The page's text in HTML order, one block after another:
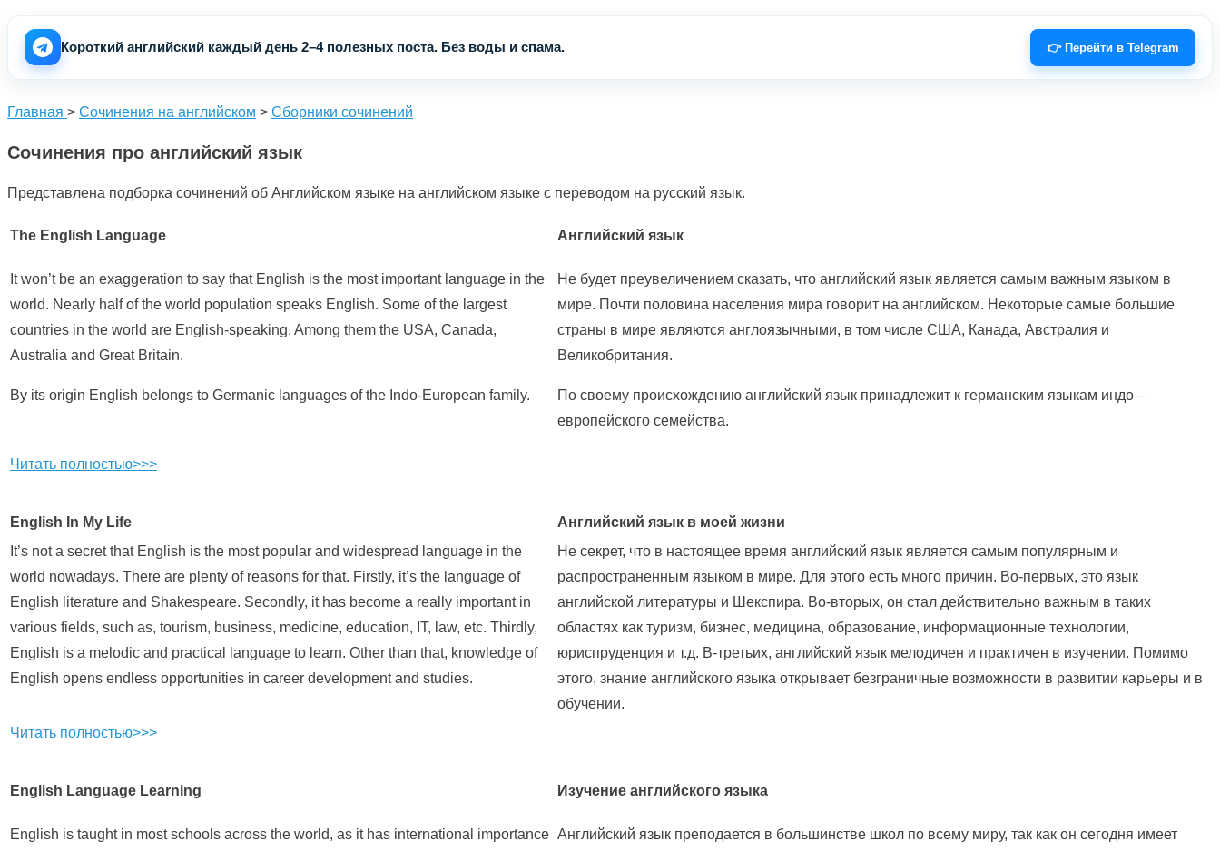
Короткий английский каждый день 2–4 полезных поста. Без воды и спама. 👉 Перейти в Telegram
Главная > Сочинения на английском > Сборники сочинений
Сочинения про английский язык
Представлена подборка сочинений об Английском языке на английском языке с переводом на русский язык.
The English Language Английский язык
It won’t be an exaggeration to say that English is the most important language in the
world. Nearly half of the world population speaks English. Some of the largest
countries in the world are English-speaking. Among them the USA, Canada,
Australia and Great Britain.
By its origin English belongs to Germanic languages of the Indo-European family.
Не будет преувеличением сказать, что английский язык является самым важным языком в
мире. Почти половина населения мира говорит на английском. Некоторые самые большие
страны в мире являются англоязычными, в том числе США, Канада, Австралия и
Великобритания.
По своему происхождению английский язык принадлежит к германским языкам индо –
европейского семейства.
Читать полностью>>>
English In My Life
Английский язык в моей жизни
It’s not a secret that English is the most popular and widespread language in the
world nowadays. There are plenty of reasons for that. Firstly, it’s the language of
English literature and Shakespeare. Secondly, it has become a really important in
various fields, such as, tourism, business, medicine, education, IT, law, etc. Thirdly,
English is a melodic and practical language to learn. Other than that, knowledge of
English opens endless opportunities in career development and studies.
Не секрет, что в настоящее время английский язык является самым популярным и
распространенным языком в мире. Для этого есть много причин. Во-первых, это язык
английской литературы и Шекспира. Во-вторых, он стал действительно важным в таких
областях как туризм, бизнес, медицина, образование, информационные технологии,
юриспруденция и т.д. В-третьих, английский язык мелодичен и практичен в изучении. Помимо
этого, знание английского языка открывает безграничные возможности в развитии карьеры и в
обучении.
Читать полностью>>>
English Language Learning Изучение английского языка
English is taught in most schools across the world, as it has international importance Английский язык преподается в большинстве школ по всему миру, так как он сегодня имеет